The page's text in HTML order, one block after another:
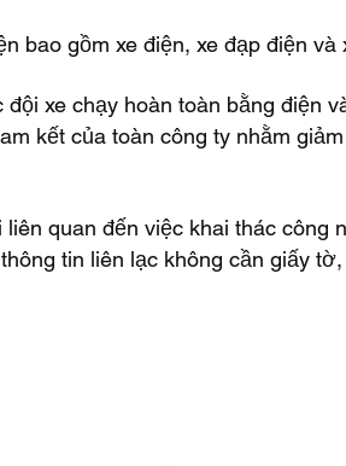
bao gồm xe điện, xe đạp điện
xe chạy hoàn toàn bằng điện
kết của toàn công ty nhằm
quan đến việc khai thác công
tin liên lạc không cần giấy